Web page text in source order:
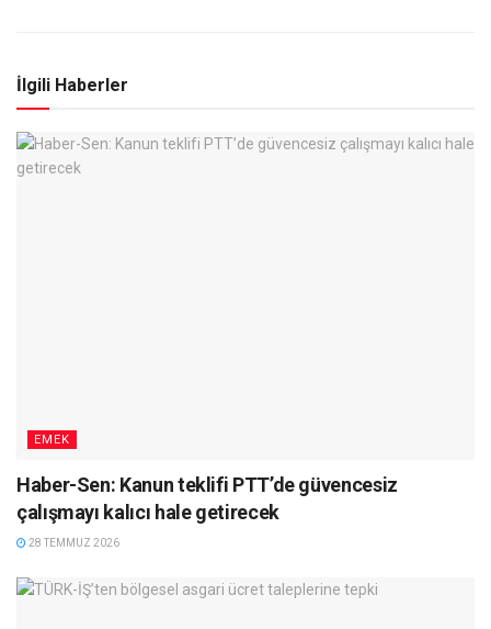
İlgili Haberler
EMEK
Haber-Sen: Kanun teklifi PTT’de güvencesiz
çalışmayı kalıcı hale getirecek
28 TEMMUZ 2026